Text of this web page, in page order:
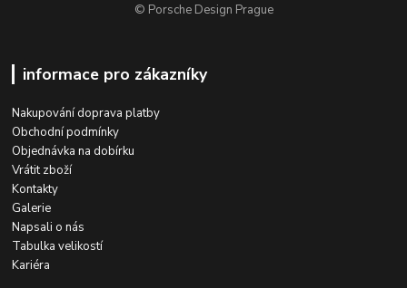
© Porsche Design Prague
informace pro zákazníky
Nakupování doprava platby
Obchodní podmínky
Objednávka na dobírku
Vrátit zboží
Kontakty
Galerie
Napsali o nás
Tabulka velikostí
Kariéra